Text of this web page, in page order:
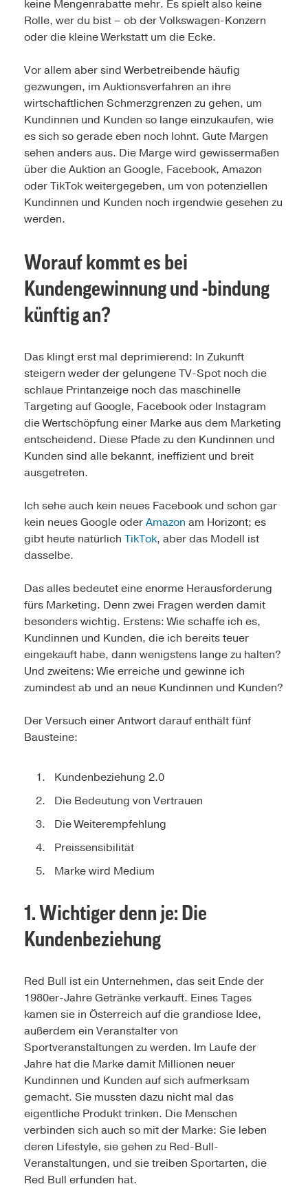
keine Mengenrabatte mehr. Es spielt also keine
Rolle, wer du bist – ob der Volkswagen-Konzern
oder die kleine Werkstatt um die Ecke.
Vor allem aber sind Werbetreibende häufig
gezwungen, im Auktionsverfahren an ihre
wirtschaftlichen Schmerzgrenzen zu gehen, um
Kundinnen und Kunden so lange einzukaufen, wie
es sich so gerade eben noch lohnt. Gute Margen
sehen anders aus. Die Marge wird gewissermaßen
über die Auktion an Google, Facebook, Amazon
oder TikTok weitergegeben, um von potenziellen
Kundinnen und Kunden noch irgendwie gesehen zu
werden.
Worauf kommt es bei
Kundengewinnung und -bindung
künftig an?
Das klingt erst mal deprimierend: In Zukunft
steigern weder der gelungene TV-Spot noch die
schlaue Printanzeige noch das maschinelle
Targeting auf Google, Facebook oder Instagram
die Wertschöpfung einer Marke aus dem Marketing
entscheidend. Diese Pfade zu den Kundinnen und
Kunden sind alle bekannt, ineffizient und breit
ausgetreten.
Ich sehe auch kein neues Facebook und schon gar
kein neues Google oderAmazon am Horizont; es
gibt heute natürlich TikTok, aber das Modell ist
dasselbe.
Das alles bedeutet eine enorme Herausforderung
fürs Marketing. Denn zwei Fragen werden damit
besonders wichtig. Erstens: Wie schaffe ich es,
Kundinnen und Kunden, die ich bereits teuer
eingekauft habe, dann wenigstens lange zu halten?
Und zweitens: Wie erreiche und gewinne ich
zumindest ab und an neue Kundinnen und Kunden?
Der Versuch einer Antwort darauf enthält fünf
Bausteine:
Kundenbeziehung 2.0
Die Bedeutung von Vertrauen
Die Weiterempfehlung
Preissensibilität
Marke wird Medium
1. Wichtiger denn je: Die
Kundenbeziehung
Red Bull ist ein Unternehmen, das seit Ende der
1980er-Jahre Getränke verkauft. Eines Tages
kamen sie in Österreich auf die grandiose Idee,
außerdem ein Veranstalter von
Sportveranstaltungen zu werden. Im Laufe der
Jahre hat die Marke damit Millionen neuer
Kundinnen und Kunden auf sich aufmerksam
gemacht. Sie mussten dazu nicht mal das
eigentliche Produkt trinken. Die Menschen
verbinden sich auch so mit der Marke: Sie leben
deren Lifestyle, sie gehen zu Red-Bull-
Veranstaltungen, und sie treiben Sportarten, die
Red Bull erfunden hat.